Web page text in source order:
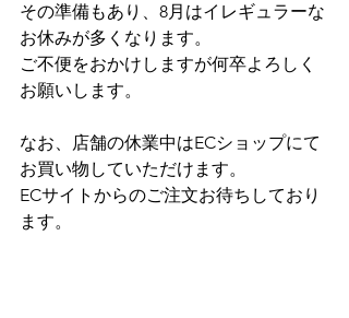
その準備もあり、8月はイレギュラーな
お休みが多くなります。
ご不便をおかけしますが何卒よろしく
お願いします。
なお、店舗の休業中はECショップにて
お買い物していただけます。
ECサイトからのご注文お待ちしており
ます。